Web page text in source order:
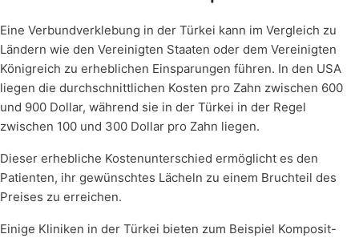
Eine Verbundverklebung in der Türkei kann im Vergleich zu
Ländern wie den Vereinigten Staaten oder dem Vereinigten
Königreich zu erheblichen Einsparungen führen. In den USA
liegen die durchschnittlichen Kosten pro Zahn zwischen 600
und 900 Dollar, während sie in der Türkei in der Regel
zwischen 100 und 300 Dollar pro Zahn liegen.
Dieser erhebliche Kostenunterschied ermöglicht es den
Patienten, ihr gewünschtes Lächeln zu einem Bruchteil des
Preises zu erreichen.
Einige Kliniken in der Türkei bieten zum Beispiel Komposit-